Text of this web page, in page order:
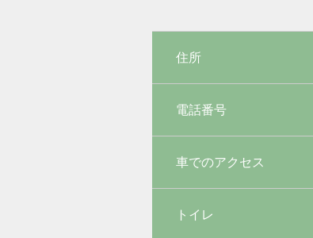
住所
電話番号
車でのアクセス
トイレ